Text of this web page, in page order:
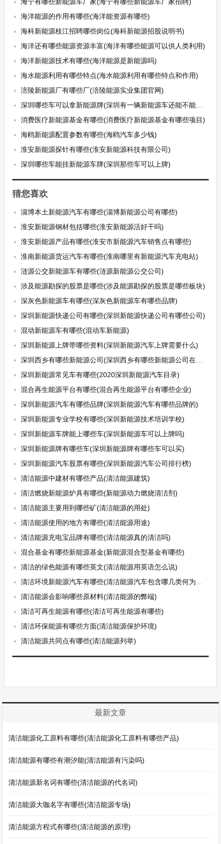
海洋能源的作用有哪些(海洋能资源有哪些)
海科新能源枝江招聘哪些岗位(海科新能源招股说明书)
海洋还有哪些能源资源丰富(海洋有哪些能源可以供人类利用)
海洋新能源技术有哪些(海洋能源是新能源吗)
海水能源利用有哪些特点(海水能源利用有哪些特点和作用)
涪陵新能源厂有哪些厂(涪陵能源实业集团官网)
深圳哪些车可以拿新能源牌(深圳有一辆新能源车还能不能拍牌)
消费医疗新能源基金有哪些(消费医疗新能源基金有哪些项目)
海鸥新能源配置参数有哪些(海鸥汽车多少钱)
淮安新能源探针有哪些(淮安新能源科技有限公司)
深圳哪些车能挂新能源车牌(深圳那些车可以上牌)
猜您喜欢
淄博本土新能源汽车有哪些(淄博新能源公司有哪些)
淮安新能源钢材包括哪些(淮安新能源活好干吗)
淮安新能源产品有哪些(淮安市新能源汽车销售点有哪些)
淮南新能源货运汽车有哪些(淮南哪里有新能源汽车充电站)
涟源公交新能源车有哪些(涟源新能源公交公司)
涉及能源勘探的股票是哪些(涉及能源勘探的股票是哪些板块)
深灰色新能源车有哪些(深灰色新能源车有哪些品牌)
深圳新能源快递公司有哪些(深圳新能源快递公司有哪些公司)
混动新能源车有哪些(混动车新能源)
深圳新能源上牌带哪些资料(深圳新能源汽车上牌需要什么)
深圳西乡有哪些新能源公司(深圳西乡有哪些新能源公司在招工)
深圳新能源常见车有哪些(2020深圳新能源汽车目录)
混合再生能源平台有哪些(混合再生能源平台有哪些企业)
深圳新能源汽车有哪些品牌(深圳新能源汽车有哪些品牌的)
深圳新能源专业学校有哪些(深圳新能源技术培训学校)
深圳新能源车牌能上哪些车(深圳新能源车可以上牌吗)
深圳新能源牌有哪些车(深圳新能源牌有哪些车可以买)
深圳新能源汽车股票有哪些(深圳新能源汽车公司排行榜)
清洁能源中建材有哪些产品(清洁能源建筑)
清洁燃烧新能源炉具有哪些(新能源动力燃烧清洁剂)
清洁能源主要用到哪些矿(清洁能源的用处)
清洁能源使用的地方有哪些(清洁能源用途)
清洁能源充电宝品牌有哪些(清洁能源真的清洁吗)
混合基金有哪些新能源基金(新能源混合型基金有哪些)
清洁的绿色能源有哪些英文(清洁能源用英语怎么说)
清洁环境新能源汽车有哪些(清洁能源汽车包含哪几类何为新能源汽车)
清洁能源会影响哪些原材料(清洁能源的弊端)
清洁可再生能源有哪些(清洁可再生能源有哪些)
清洁环保能源有哪些方面(清洁能源保护环境)
清洁能源共同点有哪些(清洁能源列举)
最新文章
清洁能源化工原料有哪些(清洁能源化工原料有哪些产品)
清洁能源有哪些有潮汐能(清洁能源有污染吗)
清洁能源新名词有哪些(清洁能源的代名词)
清洁能源大咖名字有哪些(清洁能源专场)
清洁能源方程式有哪些(清洁能源的原理)